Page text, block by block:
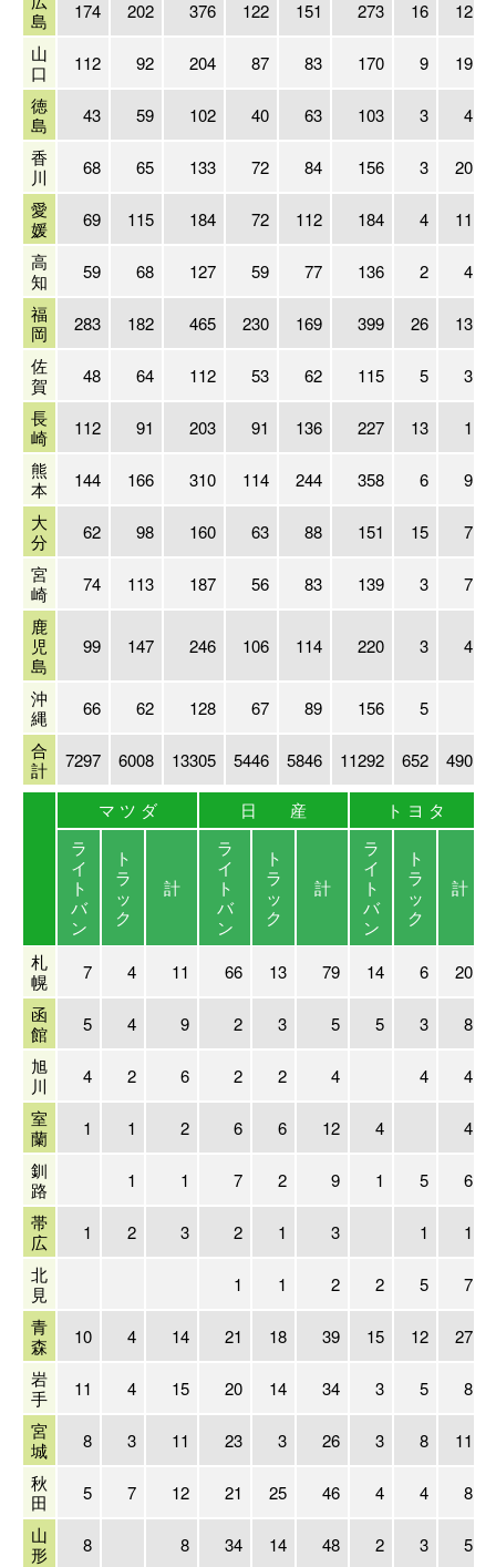
島
174 202 376 122 151 273 16
12
山
口
112 92 204 87 83 170 9
19
徳
島
43 59 102 40 63 103 3
4
香
川
68 65 133 72 84 156 3
20
愛
媛
69 115 184 72 112 184 4
11
高
知
59 68 127 59 77 136 2
4
福
岡
283 182 465 230 169 399 26
13
佐
賀
48 64 112 53 62 115 5
3
長
崎
112 91 203 91 136 227 13
1
熊
本
144 166 310 114 244 358 6
9
大
分
62 98 160 63 88 151 15
7
宮
崎
74 113 187 56 83 139 3
7
鹿
児
島
99 147 246 106 114 220 3 4
沖
縄
66 62 128 67 89 156
5
合
計
7297 6008 13305 5446 5846 11292 652 490
マ ツ ダ 日 産 ト ヨ タ
ラ
イ
ト
バ
ン
ト
ラ
ッ
ク
計
ラ
イ
ト
バ
ン
ト
ラ
ッ
ク
計
ラ
イ
ト
バ
ン
ト
ラ
ッ
ク
計
札
幌
7 4 11 66 13 79 14 6
20
函
館
5 4 9 2 3 5 5 3
8
旭
川
4 2 6 2 2 4 4
4
室
蘭
1 1 2 6 6 12 4
4
釧
路
1 1 7 2 9 1 5
6
帯
広
1 2 3 2 1 3 1
1
北
見
1 1 2 2 5
7
青
森
10 4 14 21 18 39 15 12
27
岩
手
11 4 15 20 14 34 3 5
8
宮
城
8 3 11 23 3 26 3 8
11
秋
田
5 7 12 21 25 46 4 4
8
山
形
8 8 34 14 48 2 3
5